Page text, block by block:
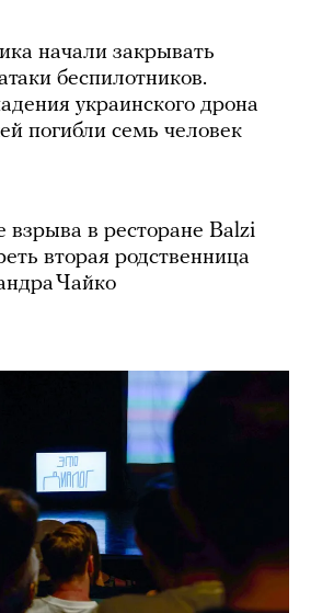
начали закрывать
беспилотников.
украинского дрона
погибли семь человек
взрыва в ресторане Balzi
вторая родственница
Чайко